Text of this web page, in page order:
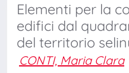
Elementi per la
edifici dal
del territorio
CONTI, Maria Clara